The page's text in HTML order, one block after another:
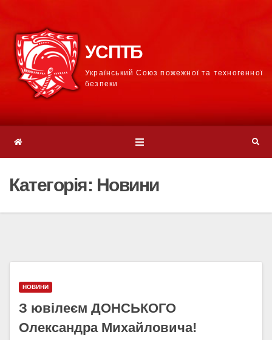
УСПТБ
Український Союз пожежної та техногенної
безпеки
Категорія: Новини
НОВИНИ
З ювілеєм ДОНСЬКОГО
Олександра Михайловича!